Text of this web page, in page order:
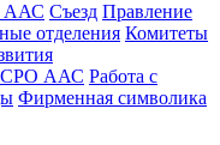
ААС Съезд Правление
отделения Комитеты
СРО ААС Работа с
Фирменная символика